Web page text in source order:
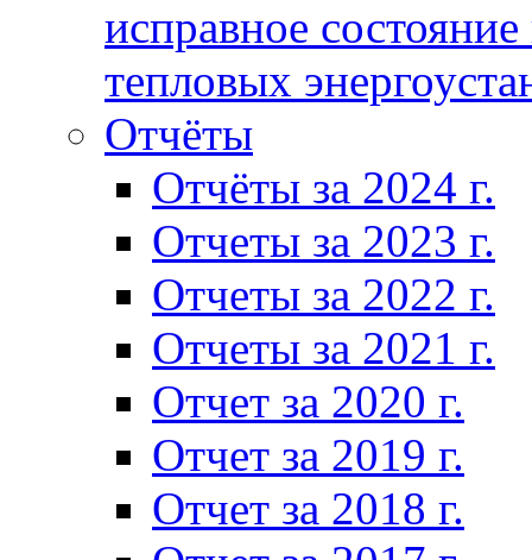
исправное
тепловых
Отчёты
Отчёты за 2024 г.
Отчеты за 2023 г.
Отчеты за 2022 г.
Отчеты за 2021 г.
Отчет за 2020 г.
Отчет за 2019 г.
Отчет за 2018 г.